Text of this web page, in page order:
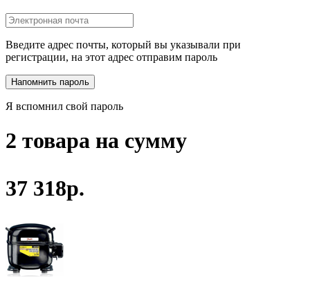
Введите адрес почты, который вы указывали при
регистрации, на этот адрес отправим пароль
Я вспомнил свой пароль
2 товара на сумму
37 318р.